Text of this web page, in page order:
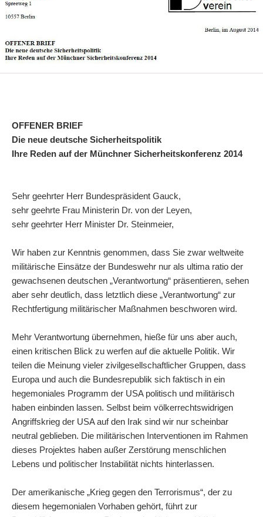
OFFENER BRIEF
Die neue deutsche Sicherheitspolitik
Ihre Reden auf der Münchner Sicherheitskonferenz 2014
Sehr geehrter Herr Bundespräsident Gauck,
sehr geehrte Frau Ministerin Dr. von der Leyen,
sehr geehrter Herr Minister Dr. Steinmeier,
Wir haben zur Kenntnis genommen, dass Sie zwar weltweite
militärische Einsätze der Bundeswehr nur als ultima ratio der
gewachsenen deutschen „Verantwortung“ präsentieren, sehen
aber sehr deutlich, dass letztlich diese „Verantwortung“ zur
Rechtfertigung militärischer Maßnahmen beschworen wird.
Mehr Verantwortung übernehmen, hieße für uns aber auch,
einen kritischen Blick zu werfen auf die aktuelle Politik. Wir
teilen die Meinung vieler zivilgesellschaftlicher Gruppen, dass
Europa und auch die Bundesrepublik sich faktisch in ein
hegemoniales Programm der USA politisch und militärisch
haben einbinden lassen. Selbst beim völkerrechtswidrigen
Angriffskrieg der USA auf den Irak sind wir nur scheinbar
neutral geblieben. Die militärischen Interventionen im Rahmen
dieses Projektes haben außer Zerstörung menschlichen
Lebens und politischer Instabilität nichts hinterlassen.
Der amerikanische „Krieg gegen den Terrorismus“, der zu
diesem hegemonialen Vorhaben gehört, führt zur